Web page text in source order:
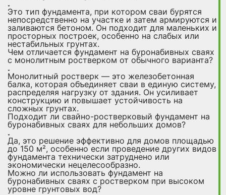
Это тип фундамента, при котором сваи бурятся
непосредственно на участке и затем армируются и
заливаются бетоном. Он подходит для маленьких и
просторных построек, особенно на слабых или
нестабильных грунтах.
Чем отличается фундамент на буронабивных сваях
с монолитным ростверком от обычного варианта?
Монолитный ростверк — это железобетонная
балка, которая объединяет сваи в единую систему,
распределяя нагрузку от здания. Он усиливает
конструкцию и повышает устойчивость на
сложных грунтах.
Подходит ли свайно-ростверковый фундамент на
буронабивных сваях для небольших домов?
Да, это решение эффективно для домов площадью
до 150 м², особенно если проведение других видов
фундамента технически затруднено или
экономически нецелесообразно.
Можно ли использовать фундамент на
буронабивных сваях с ростверком при высоком
уровне грунтовых вод?